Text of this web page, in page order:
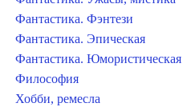
Фантастика. Фэнтези
Фантастика. Эпическая
Фантастика. Юмористическая
Философия
Хобби, ремесла